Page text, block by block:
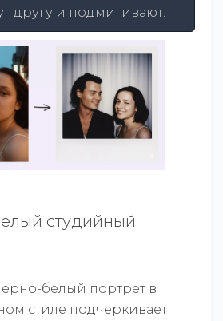
другу и подмигивают.
студийный
белый портрет в
стиле подчеркивает